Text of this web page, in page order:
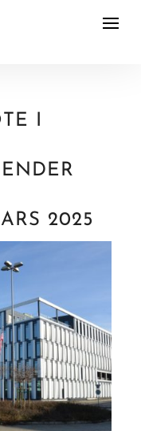
I
2025